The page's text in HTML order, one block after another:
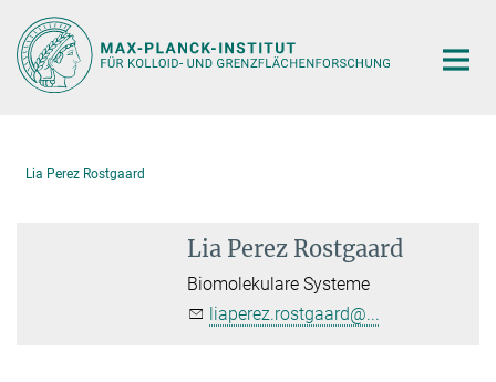
Hauptinhalt
Lia Perez Rostgaard
Lia Perez Rostgaard
Biomolekulare Systeme
liaperez.rostgaard@...